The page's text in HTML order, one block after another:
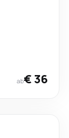
ab€ 36